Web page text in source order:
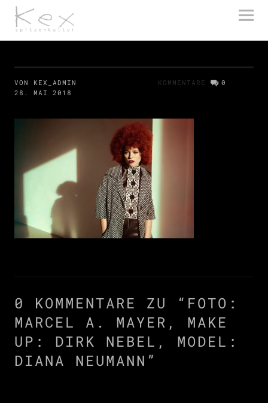
kex spitzenkultur
VON KEX_ADMIN
28. MAI 2018
KOMMENTARE 0
0 KOMMENTARE ZU “ FOTO:
MARCEL A. MAYER, MAKE
UP: DIRK NEBEL, MODEL:
DIANA NEUMANN ”